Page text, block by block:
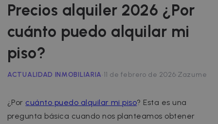
Precios alquiler 2026 ¿Por
cuánto puedo alquilar mi
piso?
ACTUALIDAD INMOBILIARIA·11 de febrero de 2026·Zazume
¿Por cuánto puedo alquilar mi piso? Esta es una
pregunta básica cuando nos planteamos obtener